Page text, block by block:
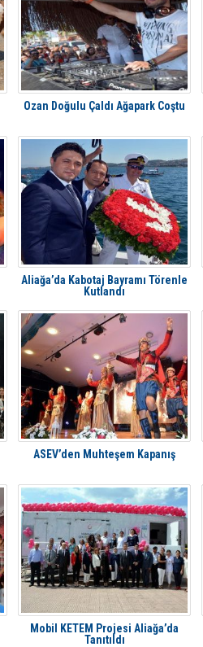
Ozan Doğulu Çaldı Ağapark Coştu
Aliağa’da Kabotaj Bayramı Törenle
Kutlandı
ASEV’den Muhteşem Kapanış
Mobil KETEM Projesi Aliağa’da
Tanıtıldı